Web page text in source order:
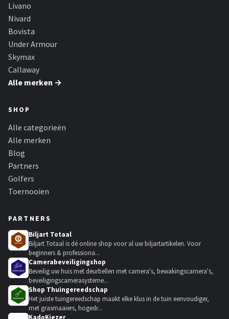
Livano
Nivard
Bovista
Under Armour
Skymax
Callaway
Alle merken →
SHOP
Alle categorieën
Alle merken
Blog
Partners
Golfers
Toernooien
PARTNERS
Biljart Totaal
Biljart Totaal is dé online shop voor al uw biljartartikelen. Voor
beginners & professiona...
Camerabeveiligingshop
Beveilig uw huis met deurbellen met camera's, bewakingscamera's,
beveiligingscamerasysteme...
Shop Thuingereedschap
Het juiste tuingereedschap maakt elke klus in de tuin eenvoudiger,
met grasmaaiers, hogedr...
KadoKiezer